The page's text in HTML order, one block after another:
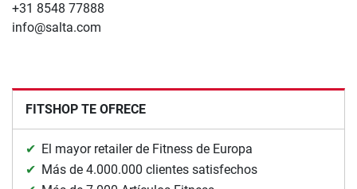
+31 8548 77888
info@salta.com
FITSHOP TE OFRECE
El mayor retailer de Fitness de Europa
Más de 4.000.000 clientes satisfechos